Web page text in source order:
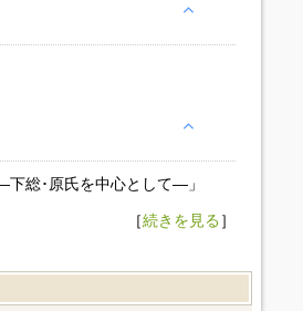
下総･原氏を中心として―」
［続きを見る］